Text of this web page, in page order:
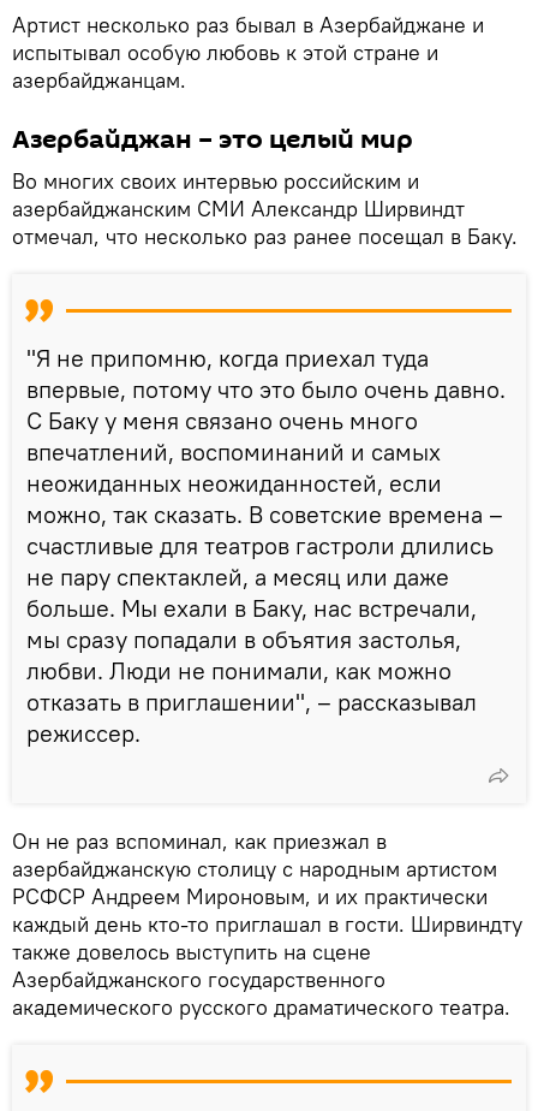
Артист несколько раз бывал в Азербайджане и
испытывал особую любовь к этой стране и
азербайджанцам.
Азербайджан – это целый мир
Во многих своих интервью российским и
азербайджанским СМИ Александр Ширвиндт
отмечал, что несколько раз ранее посещал в Баку.
"Я не припомню, когда приехал туда
впервые, потому что это было очень давно.
С Баку у меня связано очень много
впечатлений, воспоминаний и самых
неожиданных неожиданностей, если
можно, так сказать. В советские времена –
счастливые для театров гастроли длились
не пару спектаклей, а месяц или даже
больше. Мы ехали в Баку, нас встречали,
мы сразу попадали в объятия застолья,
любви. Люди не понимали, как можно
отказать в приглашении", – рассказывал
режиссер.
Он не раз вспоминал, как приезжал в
азербайджанскую столицу с народным артистом
РСФСР Андреем Мироновым, и их практически
каждый день кто-то приглашал в гости. Ширвиндту
также довелось выступить на сцене
Азербайджанского государственного
академического русского драматического театра.